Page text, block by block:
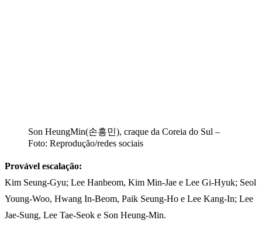
Son HeungMin(손흥민), craque da Coreia do Sul –
Foto: Reprodução/redes sociais
Provável escalação:
Kim Seung-Gyu; Lee Hanbeom, Kim Min-Jae e Lee Gi-Hyuk; Seol
Young-Woo, Hwang In-Beom, Paik Seung-Ho e Lee Kang-In; Lee
Jae-Sung, Lee Tae-Seok e Son Heung-Min.